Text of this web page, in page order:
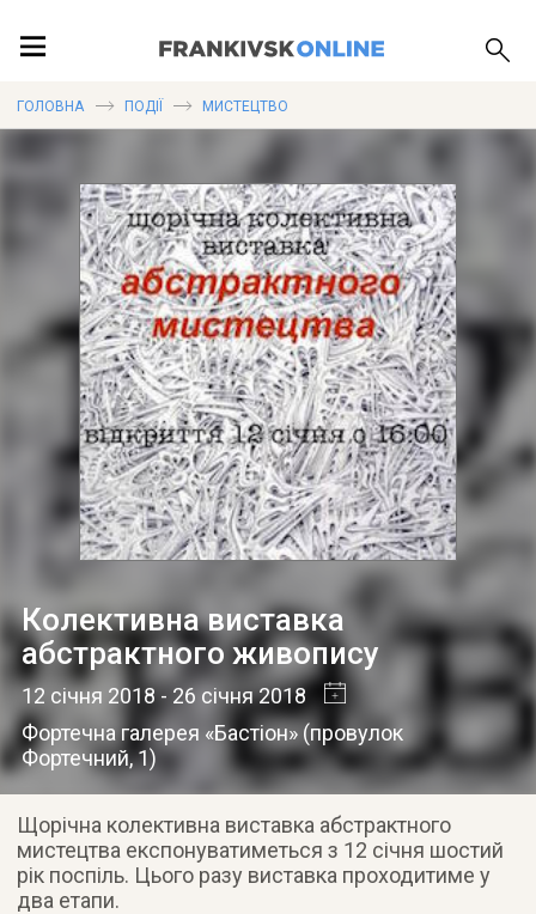
ПУБЛІКАЦІЇ
ГОЛОВНА ПОДІЇ МИСТЕЦТВО
Колективна виставка
абстрактного живопису
12 січня 2018- 26 січня 2018
Фортечна галерея «Бастіон» (провулок
Фортечний, 1)
Щорічна колективна виставка абстрактного
мистецтва експонуватиметься з 12 січня шостий
рік поспіль. Цього разу виставка проходитиме у
два етапи.